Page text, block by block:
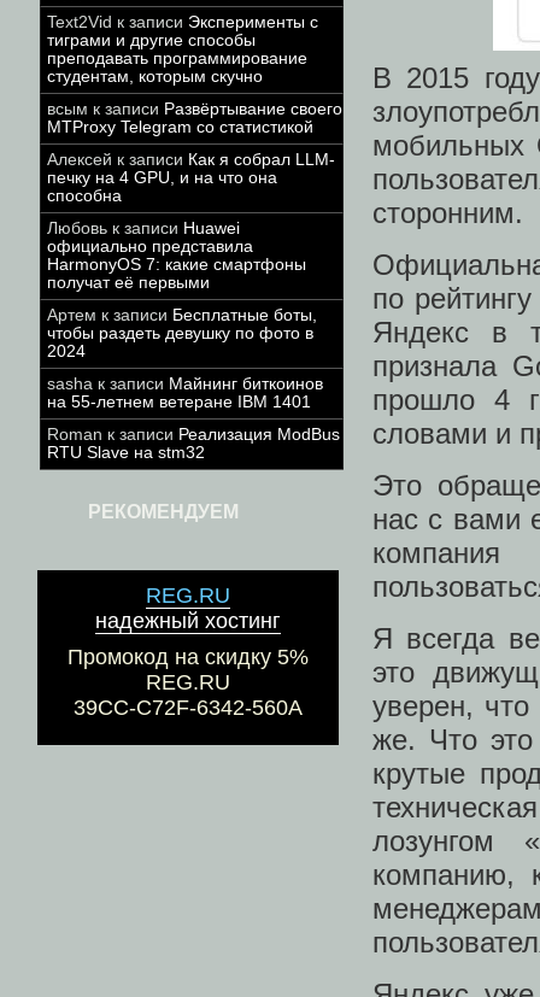
Text2Vid к записи Эксперименты с
тиграми и другие способы
преподавать программирование
студентам, которым скучно
всым к записи Развёртывание своего
MTProxy Telegram со статистикой
Алексей к записи Как я собрал LLM-
печку на 4 GPU, и на что она
способна
Любовь к записи Huawei
официально представила
HarmonyOS 7: какие смартфоны
получат её первыми
Артем к записи Бесплатные боты,
чтобы раздеть девушку по фото в
2024
sasha к записи Майнинг биткоинов
на 55-летнем ветеране IBM 1401
Roman к записи Реализация ModBus
RTU Slave на stm32
РЕКОМЕНДУЕМ
REG.RU
надежный хостинг
Промокод на скидку 5%
REG.RU
39CC-C72F-6342-560A
В 2015
мобильных
сторонним.
по
Яндекс в
признала
прошло 4
словами и
Это
нас с вами
Я всегда
это
уверен, что
же. Что это
крутые
лозунгом
компанию,